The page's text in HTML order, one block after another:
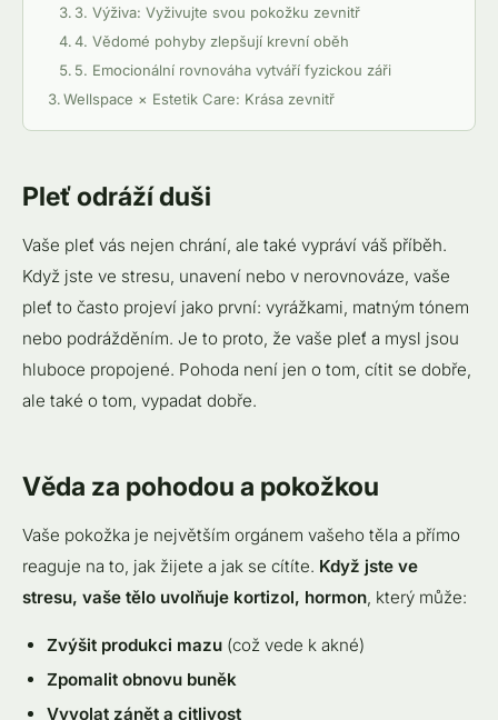
Pleť odráží duši
Vaše pleť vás nejen chrání, ale také vypráví váš příběh.
Když jste ve stresu, unavení nebo v nerovnováze, vaše
pleť to často projeví jako první: vyrážkami, matným tónem
nebo podrážděním. Je to proto, že vaše pleť a mysl jsou
hluboce propojené. Pohoda není jen o tom, cítit se dobře,
ale také o tom, vypadat dobře.
Věda za pohodou a pokožkou
Vaše pokožka je největším orgánem vašeho těla a přímo
reaguje na to, jak žijete a jak se cítíte. Když jste ve
stresu, vaše tělo uvolňuje kortizol, hormon, který může:
Zvýšit produkci mazu (což vede k akné)
Zpomalit obnovu buněk
Vyvolat zánět a citlivost
3. Výživa: Vyživujte svou pokožku zevnitř
4. Vědomé pohyby zlepšují krevní oběh
5. Emocionální rovnováha vytváří fyzickou záři
Wellspace × Estetik Care: Krása zevnitř
Často kladené otázky: Dobrý stav a zdraví pokožky
2. Jak spánek ovlivňuje mou pokožku?
3. Co je důležitější – péče o pleť nebo životní styl?
4. Jak mohu začít přirozeně zlepšovat stav své
pokožky?